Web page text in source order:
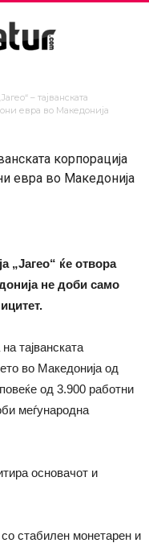
– тајванската
евра во Македонија
корпорација
евра во Македонија
„Јагео“ ќе отвора
не доби само
тајванската
во Македонија од
од 3.900 работни
меѓународна
основачот и
стабилен монетарен и